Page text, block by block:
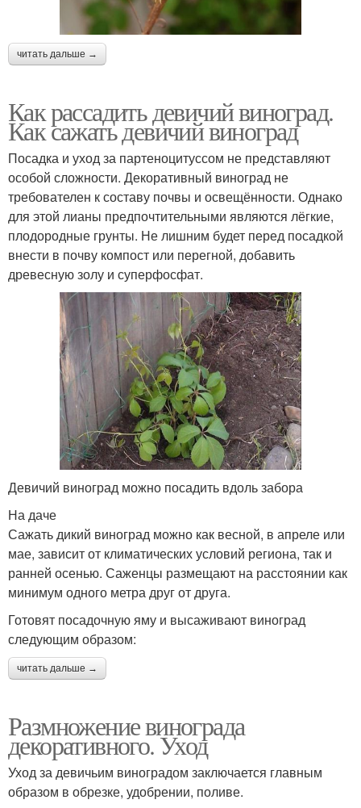
читать дальше →
Как рассадить девичий виноград.
Как сажать девичий виноград
Посадка и уход за партеноцитуссом не представляют
особой сложности. Декоративный виноград не
требователен к составу почвы и освещённости. Однако
для этой лианы предпочтительными являются лёгкие,
плодородные грунты. Не лишним будет перед посадкой
внести в почву компост или перегной, добавить
древесную золу и суперфосфат.
Девичий виноград можно посадить вдоль забора
На даче
Сажать дикий виноград можно как весной, в апреле или
мае, зависит от климатических условий региона, так и
ранней осенью. Саженцы размещают на расстоянии как
минимум одного метра друг от друга.
Готовят посадочную яму и высаживают виноград
следующим образом:
читать дальше →
Размножение винограда
декоративного. Уход
Уход за девичьим виноградом заключается главным
образом в обрезке, удобрении, поливе.